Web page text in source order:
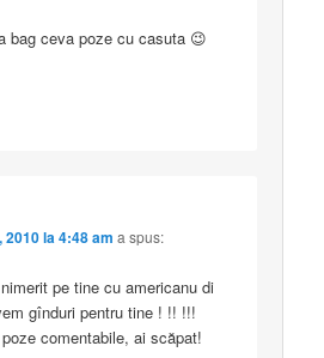
bag ceva poze cu casuta 😉
2010 la 4:48 am a spus:
pe tine cu americanu di
gînduri pentru tine ! !! !!!
comentabile, ai scăpat!